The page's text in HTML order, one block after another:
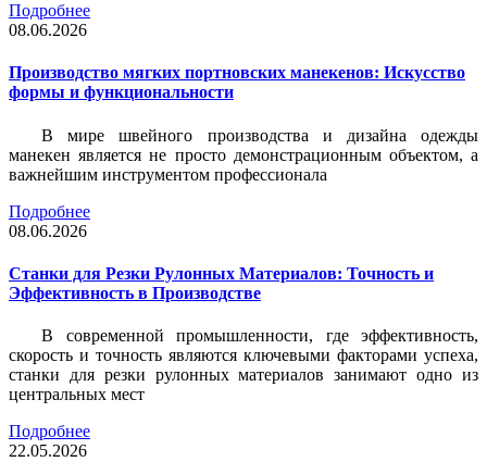
Подробнее
08.06.2026
Производство мягких портновских манекенов: Искусство
формы и функциональности
В мире швейного производства и дизайна одежды
манекен является не просто демонстрационным объектом, а
важнейшим инструментом профессионала
Подробнее
08.06.2026
Станки для Резки Рулонных Материалов: Точность и
Эффективность в Производстве
В современной промышленности, где эффективность,
скорость и точность являются ключевыми факторами успеха,
станки для резки рулонных материалов занимают одно из
центральных мест
Подробнее
22.05.2026